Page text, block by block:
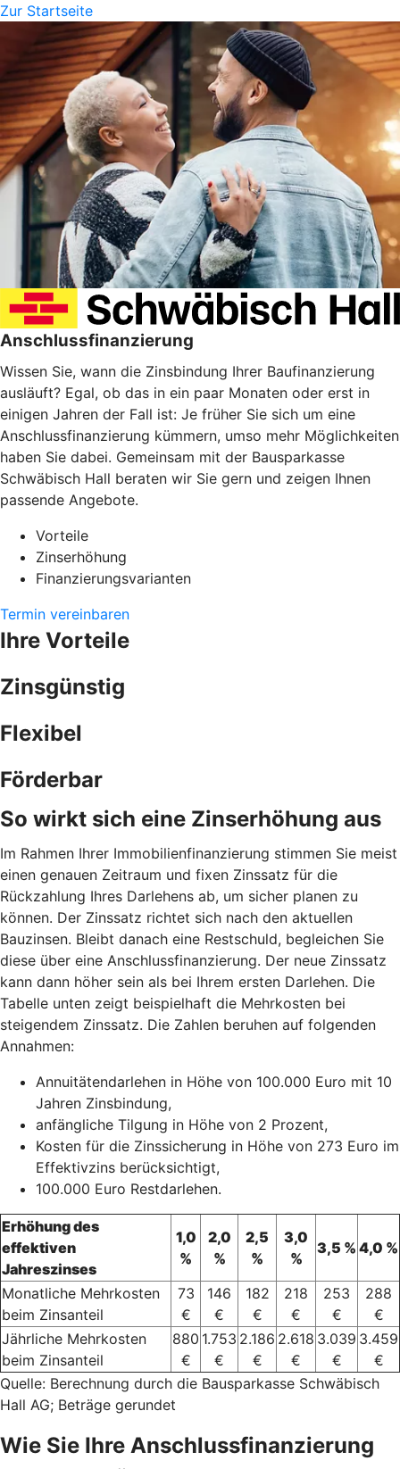
Zur Startseite
Anschlussfinanzierung
Wissen Sie, wann die Zinsbindung Ihrer Baufinanzierung
ausläuft? Egal, ob das in ein paar Monaten oder erst in
einigen Jahren der Fall ist: Je früher Sie sich um eine
Anschlussfinanzierung kümmern, umso mehr Möglichkeiten
haben Sie dabei. Gemeinsam mit der Bausparkasse
Schwäbisch Hall beraten wir Sie gern und zeigen Ihnen
passende Angebote.
Vorteile
Zinserhöhung
Finanzierungsvarianten
Termin vereinbaren
Ihre Vorteile
Zinsgünstig
Flexibel
Förderbar
So wirkt sich eine Zinserhöhung aus
Im Rahmen Ihrer Immobilienfinanzierung stimmen Sie meist
einen genauen Zeitraum und fixen Zinssatz für die
Rückzahlung Ihres Darlehens ab, um sicher planen zu
können. Der Zinssatz richtet sich nach den aktuellen
Bauzinsen. Bleibt danach eine Restschuld, begleichen Sie
diese über eine Anschlussfinanzierung. Der neue Zinssatz
kann dann höher sein als bei Ihrem ersten Darlehen. Die
Tabelle unten zeigt beispielhaft die Mehrkosten bei
steigendem Zinssatz. Die Zahlen beruhen auf folgenden
Annahmen:
Annuitätendarlehen in Höhe von 100.000 Euro mit 10
Jahren Zinsbindung,
anfängliche Tilgung in Höhe von 2 Prozent,
Kosten für die Zinssicherung in Höhe von 273 Euro im
Effektivzins berücksichtigt,
100.000 Euro Restdarlehen.
Erhöhung des
effektiven
Jahreszinses
1,0
%
2,0
%
2,5
%
3,0
%
3,5 % 4,0 %
Monatliche Mehrkosten
beim Zinsanteil
73
€
146
€
182
€
218
€
253
€
288
€
Jährliche Mehrkosten
beim Zinsanteil
880
€
1.753
€
2.186
€
2.618
€
3.039
€
3.459
€
Quelle: Berechnung durch die Bausparkasse Schwäbisch
Hall AG; Beträge gerundet
Wie Sie Ihre Anschlussfinanzierung